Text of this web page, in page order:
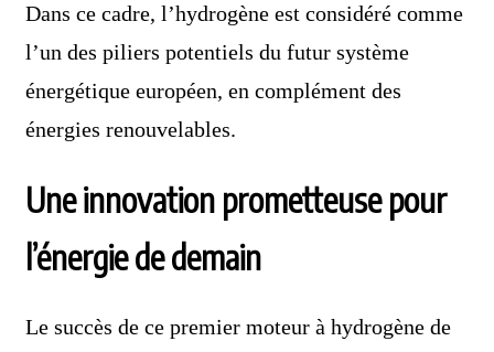
Dans ce cadre, l’hydrogène est considéré comme
l’un des piliers potentiels du futur système
énergétique européen, en complément des
énergies renouvelables.
Une innovation prometteuse pour
l’énergie de demain
Le succès de ce premier moteur à hydrogène de